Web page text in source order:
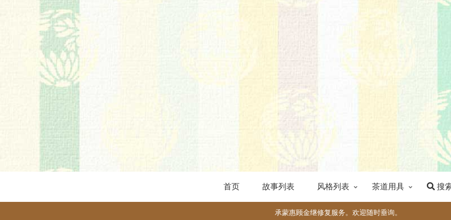
首页 故事列表 风格列表 茶道用具 搜
承蒙惠顾金继修复服务。欢迎随时垂询。